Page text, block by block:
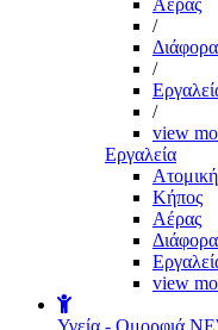
Αέρας
/
/
/
view
Εργαλεία
Kήπος
Αέρας
view
Υγεία - Ομορφιά